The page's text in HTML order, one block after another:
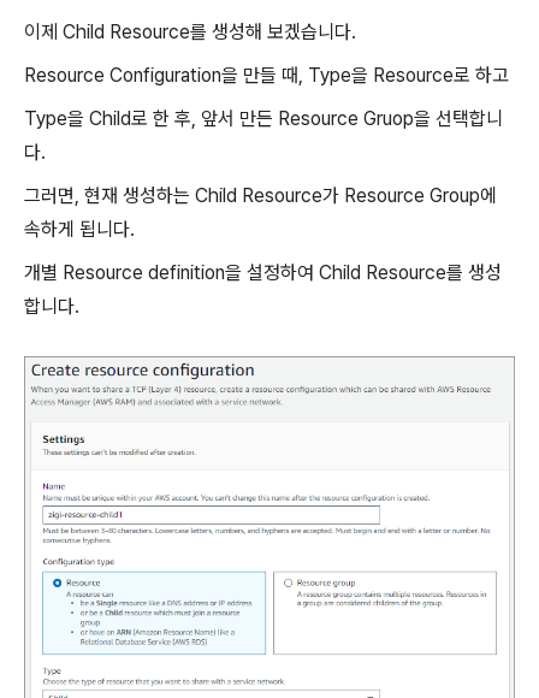
이제 Child Resource를 생성해 보겠습니다.
Resource Configuration을 만들 때, Type을 Resource로 하고
Type을 Child로 한 후, 앞서 만든 Resource Gruop을 선택합니
다.
그러면, 현재 생성하는 Child Resource가 Resource Group에
속하게 됩니다.
개별 Resource definition을 설정하여 Child Resource를 생성
합니다.